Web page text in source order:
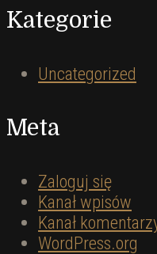
Kategorie
Uncategorized
Meta
Zaloguj się
Kanał wpisów
Kanał
WordPress.org